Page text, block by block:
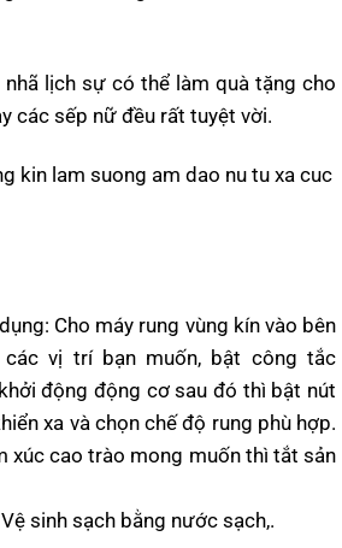
lịch sự có thể làm quà tặng cho
các sếp nữ đều rất tuyệt vời.
Cho máy rung vùng kín vào bên
vị trí bạn muốn, bật công tắc
động động cơ sau đó thì bật nút
xa và chọn chế độ rung phù hợp.
xúc cao trào mong muốn thì tắt sản
sinh sạch bằng nước sạch,.